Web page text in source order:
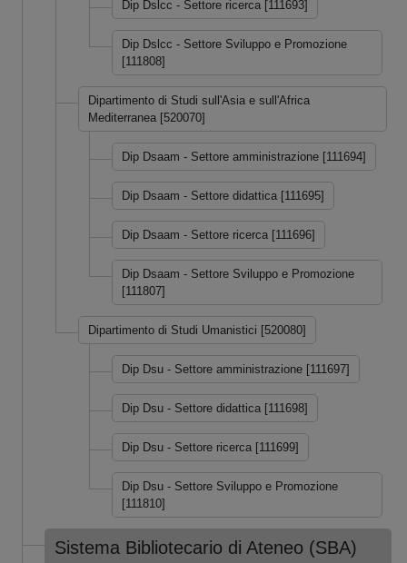
Dip Dslcc - Settore ricerca [111693]
Dip Dslcc - Settore Sviluppo e Promozione
[111808]
Dipartimento di Studi sull'Asia e sull'Africa
Mediterranea [520070]
Dip Dsaam - Settore amministrazione [111694]
Dip Dsaam - Settore didattica [111695]
Dip Dsaam - Settore ricerca [111696]
Dip Dsaam - Settore Sviluppo e Promozione
[111807]
Dipartimento di Studi Umanistici [520080]
Dip Dsu - Settore amministrazione [111697]
Dip Dsu - Settore didattica [111698]
Dip Dsu - Settore ricerca [111699]
Dip Dsu - Settore Sviluppo e Promozione
[111810]
Sistema Bibliotecario di Ateneo (SBA)